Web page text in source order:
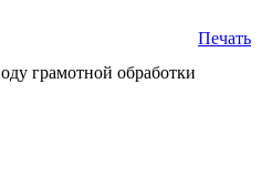
Печать
грамотной обработки